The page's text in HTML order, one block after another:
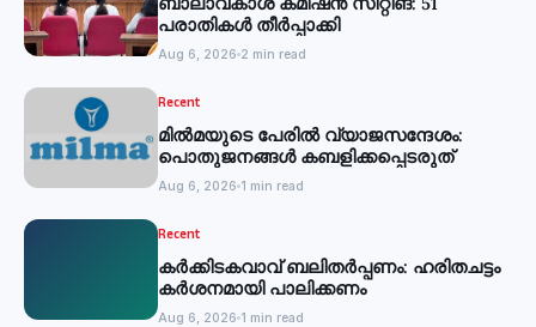
പരാതികള്‍ തീര്‍പ്പാക്കി
Aug 6, 2026 2 min read
Recent
മില്‍മയുടെ പേരില്‍ വ്യാജസന്ദേശം:
പൊതുജനങ്ങള്‍ കബളിക്കപ്പെടരുത്
Aug 6, 2026 1 min read
Recent
കര്‍ക്കിടകവാവ് ബലിതര്‍പ്പണം: ഹരിതചട്ടം
കര്‍ശനമായി പാലിക്കണം
Aug 6, 2026 1 min read